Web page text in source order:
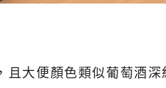
大便顏色類似葡萄酒